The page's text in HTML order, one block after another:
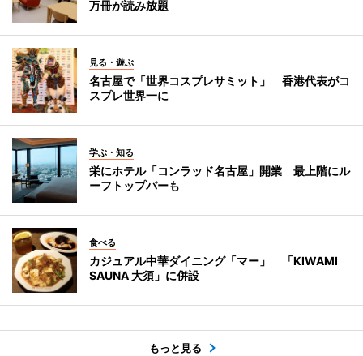
万冊が読み放題
見る・遊ぶ
名古屋で「世界コスプレサミット」 香港代表がコ
スプレ世界一に
学ぶ・知る
栄にホテル「コンラッド名古屋」開業 最上階にル
ーフトップバーも
食べる
カジュアル中華ダイニング「マー」 「KIWAMI
SAUNA 大須」に併設
もっと見る